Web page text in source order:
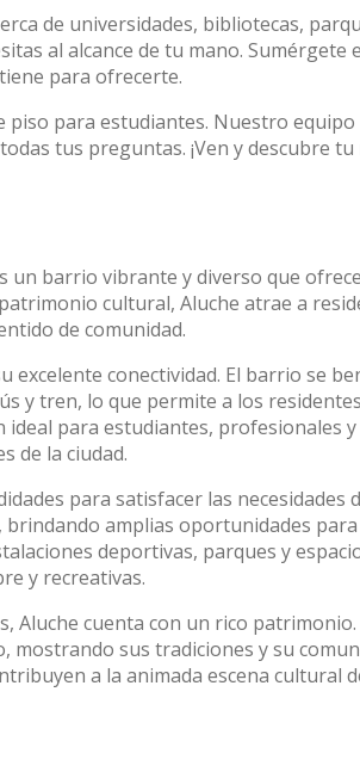
de universidades, bibliotecas,
al alcance de tu mano. Sumérgete
para ofrecerte.
piso para estudiantes. Nuestro
tus preguntas. ¡Ven y descubre
un barrio vibrante y diverso que
cultural, Aluche atrae a
de comunidad.
excelente conectividad. El barrio se
y tren, lo que permite a los
para estudiantes, profesionales
de la ciudad.
para satisfacer las necesidades
amplias oportunidades
deportivas, parques y
y recreativas.
Aluche cuenta con un rico
sus tradiciones y su
a la animada escena cultural